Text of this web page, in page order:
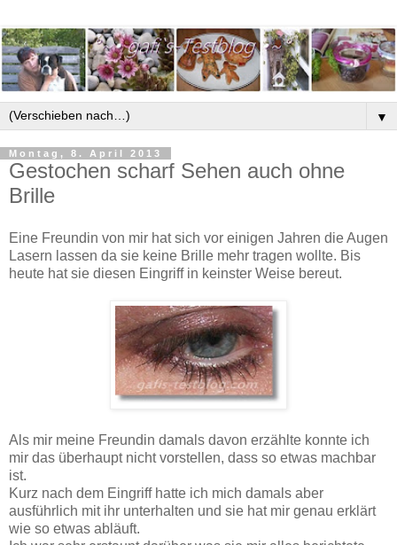
▼
Montag, 8. April 2013
Gestochen scharf Sehen auch ohne
Brille
Eine Freundin von mir hat sich vor einigen Jahren die Augen
Lasern lassen da sie keine Brille mehr tragen wollte. Bis
heute hat sie diesen Eingriff in keinster Weise bereut.
Als mir meine Freundin damals davon erzählte konnte ich
mir das überhaupt nicht vorstellen, dass so etwas machbar
ist.
Kurz nach dem Eingriff hatte ich mich damals aber
ausführlich mit ihr unterhalten und sie hat mir genau erklärt
wie so etwas abläuft.